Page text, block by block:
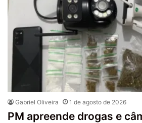
Gabriel Oliveira 1 de agosto de 2026
PM apreende drogas e